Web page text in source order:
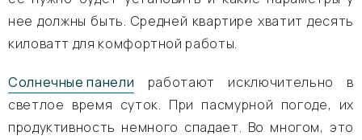
нее должны быть. Средней квартире хватит десять
киловатт для комфортной работы.
Солнечные панели работают исключительно в
светлое время суток. При пасмурной погоде, их
продуктивность немного спадает. Во многом, это